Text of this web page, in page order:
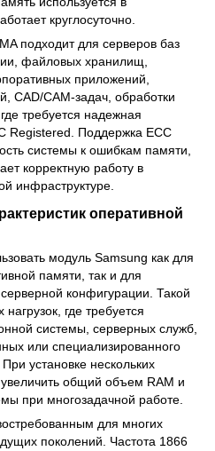
круглосуточно.
подходит для серверов баз
файловых хранилищ,
приложений,
CAD/CAM-задач, обработки
требуется надежная
Registered. Поддержка ECC
системы к ошибкам памяти,
корректную работу в
инфраструктуре.
оперативной
модуль Samsung как для
памяти, так и для
конфигурации. Такой
где требуется
системы, серверных служб,
или специализированного
установке нескольких
общий объем RAM и
при многозадачной работе.
для многих
поколений. Частота 1866